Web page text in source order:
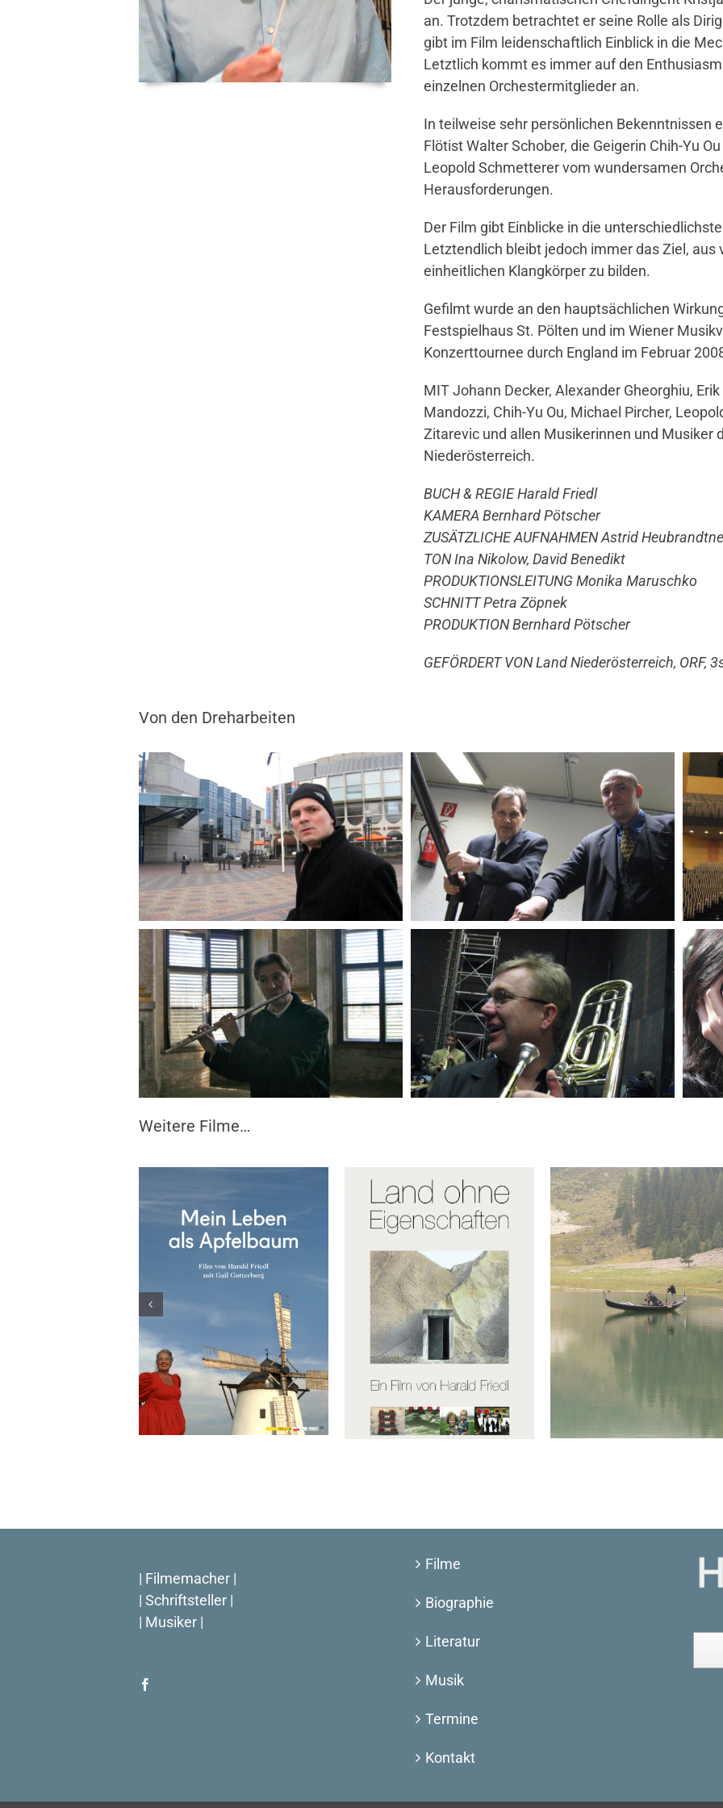
an. Trotzdem betrachtet er seine Rolle als
gibt im Film leidenschaftlich Einblick in die
Letztlich kommt es immer auf den
einzelnen Orchestermitglieder an.
In teilweise sehr persönlichen Bekenntnissen
Flötist Walter Schober, die Geigerin Chih-Yu
Leopold Schmetterer vom wundersamen
Herausforderungen.
Der Film gibt Einblicke in die
Letztendlich bleibt jedoch immer das Ziel, aus
einheitlichen Klangkörper zu bilden.
Gefilmt wurde an den hauptsächlichen
Festspielhaus St. Pölten und im Wiener
Konzerttournee durch England im Februar
MIT Johann Decker, Alexander Gheorghiu,
Mandozzi, Chih-Yu Ou, Michael Pircher,
Zitarevic und allen Musikerinnen und Musiker
Niederösterreich.
BUCH & REGIE Harald Friedl
KAMERA Bernhard Pötscher
ZUSÄTZLICHE AUFNAHMEN Astrid
TON Ina Nikolow, David Benedikt
PRODUKTIONSLEITUNG Monika Maruschko
SCHNITT Petra Zöpnek
PRODUKTION Bernhard Pötscher
GEFÖRDERT VON Land Niederösterreich, ORF,
Von den Dreharbeiten
Weitere Filme…
LAND OHNE
EIGENSCHAFTEN
DIESSEITS VON AFRIKA.
ENTDECKUNG
LESACHTAL
BROT
| Filmemacher |
| Schriftsteller |
| Musiker |
Filme
Biographie
Literatur
Musik
Termine
Kontakt